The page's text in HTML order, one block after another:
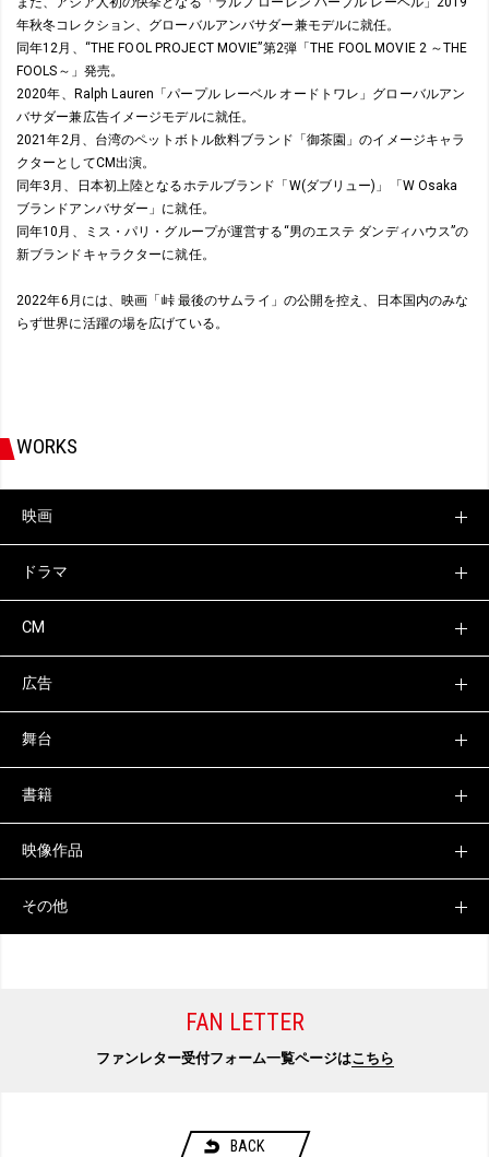
年秋冬コレクション、グローバルアンバサダー兼モデルに就任。
同年12月、“THE FOOL PROJECT MOVIE”第2弾「THE FOOL MOVIE 2 ～THE
FOOLS～」発売。
2020年、Ralph Lauren「パープル レーベル オードトワレ」グローバルアン
バサダー兼広告イメージモデルに就任。
2021年2月、台湾のペットボトル飲料ブランド「御茶園」のイメージキャラ
クターとしてCM出演。
同年3月、日本初上陸となるホテルブランド「W(ダブリュー)」「W Osaka
ブランドアンバサダー」に就任。
同年10月、ミス・パリ・グループが運営する“男のエステ ダンディハウス”の
新ブランドキャラクターに就任。
2022年6月には、映画「峠 最後のサムライ」の公開を控え、日本国内のみな
らず世界に活躍の場を広げている。
WORKS
映画
ドラマ
CM
広告
舞台
書籍
映像作品
その他
FAN LETTER
ファンレター受付フォーム一覧ページはこちら
BACK